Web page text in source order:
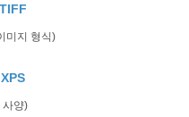
미지 형식)
사양)